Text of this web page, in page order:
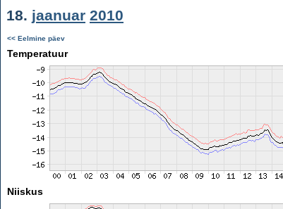
18. jaanuar 2010
<< Eelmine päev
Temperatuur
Niiskus